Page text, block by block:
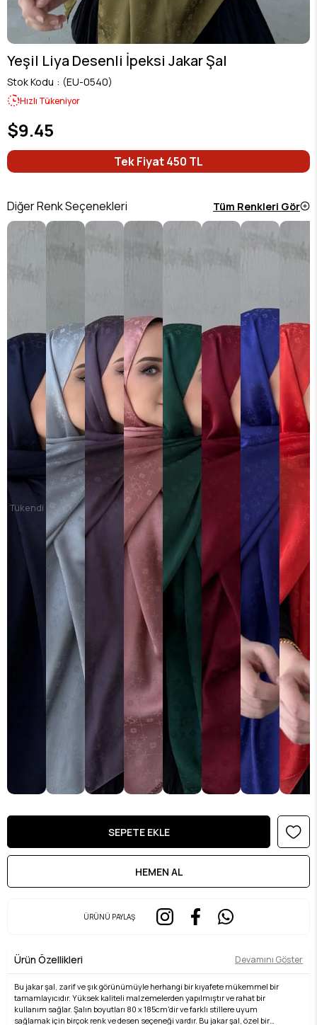
Yeşil Liya Desenli İpeksi Jakar Şal
Stok Kodu (EU-0540)
Hızlı Tükeniyor
$9.45
Tek Fiyat 450 TL
Diğer Renk Seçenekleri Tüm Renkleri Gör
Tükendi
ÜRÜNÜ PAYLAŞ
Ürün Özellikleri Devamını Göster
Bu jakar şal, zarif ve şık görünümüyle herhangi bir kıyafete mükemmel bir
tamamlayıcıdır. Yüksek kaliteli malzemelerden yapılmıştır ve rahat bir
kullanım sağlar. Şalın boyutları 80 x 185cm'dir ve farklı stillere uyum
sağlamak için birçok renk ve desen seçeneği vardır. Bu jakar şal, özel bir